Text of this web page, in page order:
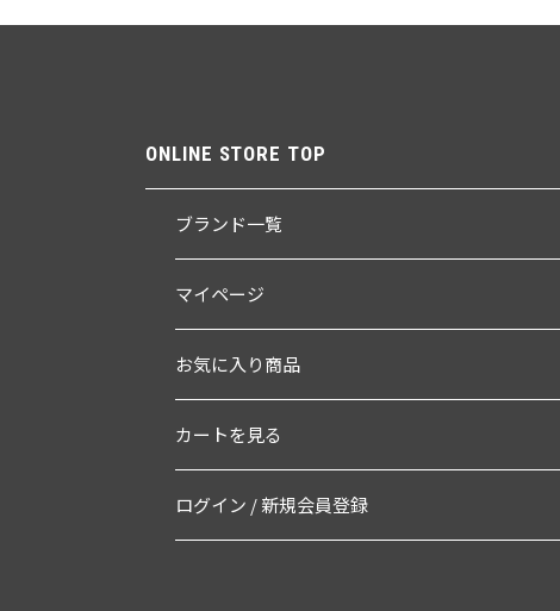
ONLINE STORE TOP
ブランド一覧
マイページ
お気に入り商品
カートを見る
ログイン / 新規会員登録